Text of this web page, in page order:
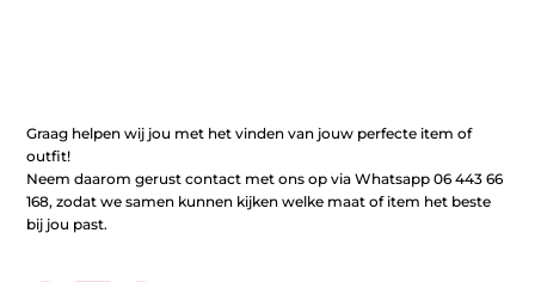
Graag helpen wij jou met het vinden van jouw perfecte item of
outfit!
Neem daarom gerust contact met ons op via Whatsapp 06 443 66
168, zodat we samen kunnen kijken welke maat of item het beste
bij jou past.